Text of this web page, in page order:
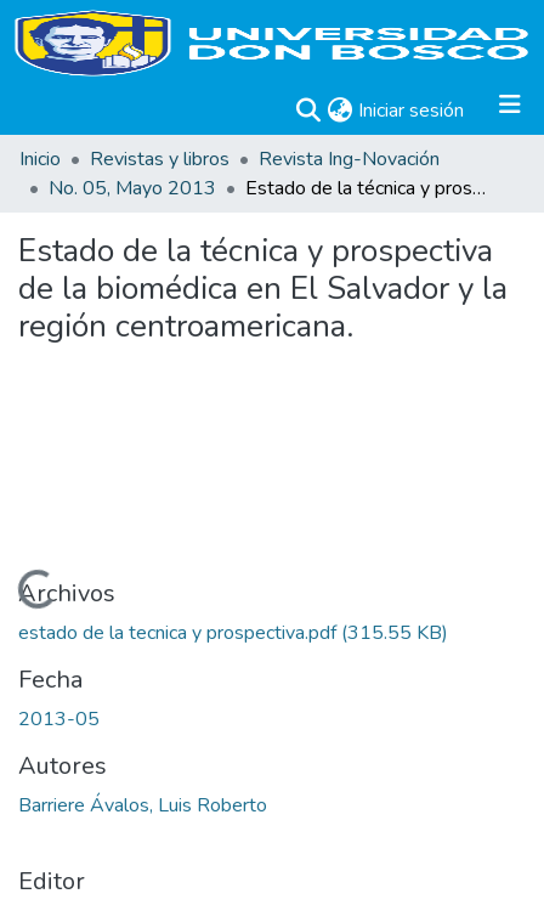
Iniciar sesión (current)
Inicio
Revistas y libros
Revista Ing-Novación
No. 05, Mayo 2013
Estado de la técnica y prospectiva de la biomédica en El Salvador y la región centroamericana.
Estado de la técnica y prospectiva
de la biomédica en El Salvador y la
región centroamericana.
Cargando...
Archivos
estado de la tecnica y prospectiva.pdf(315.55 KB)
Fecha
2013-05
Autores
Barriere Ávalos, Luis Roberto
Editor